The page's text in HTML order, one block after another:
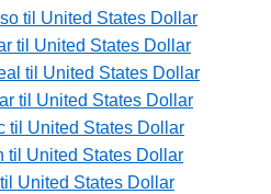
til United States Dollar
til United States Dollar
til United States Dollar
til United States Dollar
til United States Dollar
til United States Dollar
United States Dollar